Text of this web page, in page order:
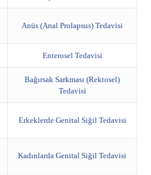
Anüs (Anal Prolapsus) Tedavisi
Enterosel Tedavisi
Bağırsak Sarkması (Rektosel)
Tedavisi
Erkeklerde Genital Siğil Tedavisi
Kadınlarda Genital Siğil Tedavisi